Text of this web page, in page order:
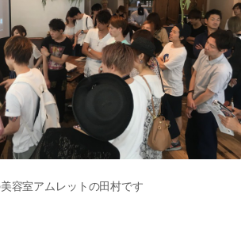
容室アムレットの田村です